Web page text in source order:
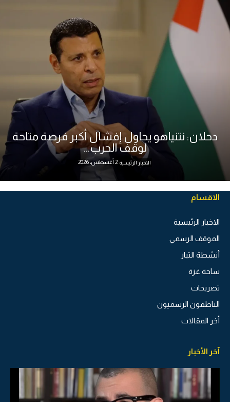
دحلان: نتنياهو يحاول إفشال أكبر فرصة متاحة
لوقف الحرب...
الاخبار الرئيسية 2 أغسطس، 2026
الاقسام
الاخبار الرئيسية
الموقف الرسمي
أنشطة التيار
ساحة غزة
تصريحات
الناطقون الرسميون
أخر المقالات
آخر الأخبار